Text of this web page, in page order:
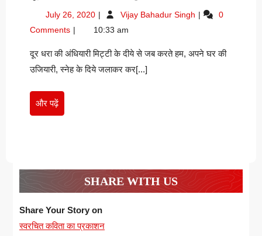
की
मनु
July 26, 2020 July
2020
Vijay Bahadur Singh दूर
अंधियारी-
0
Comments
10:33 am
दूर धरा की अंधियारी मिट्टी के दीये से जब करते हम, अपने घर की
उजियारी, स्नेह के दिये जलाकर कर[...]
और पढ़ेंऔर
पढ़ें
SHARE WITH US
Share Your Story on
स्वरचित कविता का प्रकाशन